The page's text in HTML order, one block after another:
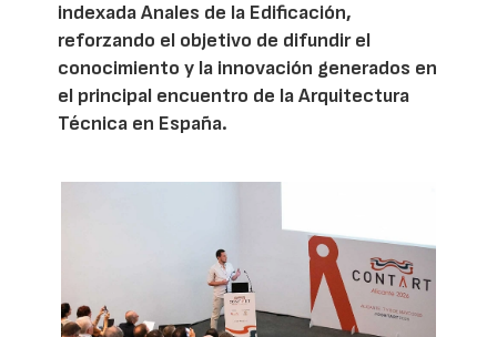
indexada Anales de la Edificación,
reforzando el objetivo de difundir el
conocimiento y la innovación generados en
el principal encuentro de la Arquitectura
Técnica en España.